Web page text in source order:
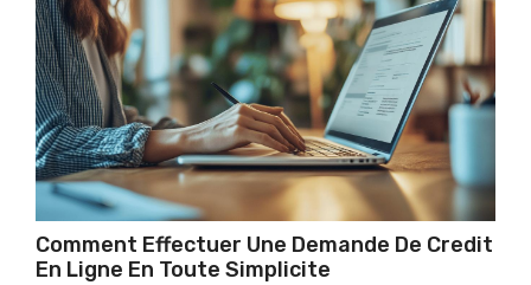
Comment Effectuer Une Demande De Credit
En Ligne En Toute Simplicite